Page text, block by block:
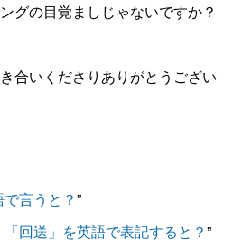
グの目覚ましじゃないですか？
合いくださりありがとうござい
言うと？”
「回送」を英語で表記すると？”